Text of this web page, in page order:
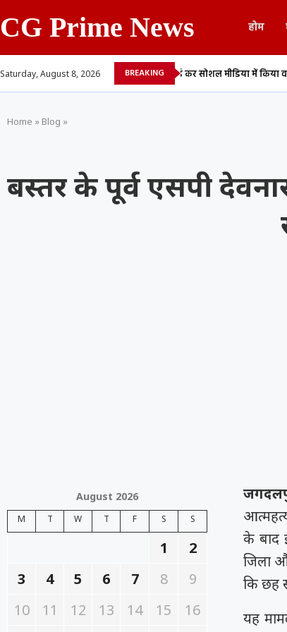
CG Prime News होम
Saturday, August 8, 2026 BREAKING
युवती की अश्लील वीडियो रिकॉर्ड कर सोशल मीडिया में किया वायरल,...
Home » Blog »
बस्तर के पूर्व एसपी
के बाद
जिला
कि छह
यह
August 2026
M T W T F S S
1
2
3
4 5 6 7 8
9
10
11 12 13 14 15
16